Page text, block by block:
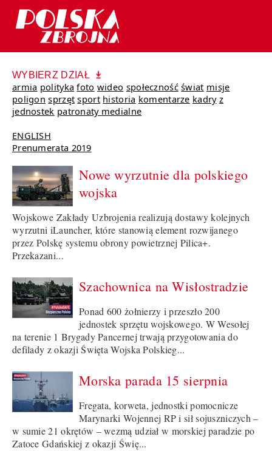
WYBIERZ DZIAŁ
armia polityka foto wideo społeczność świat misje
poligon sprzęt sport historia komentarze kadry z
jednostek patronaty medialne
ENGLISH
Prenumerata 2019
Nowe wyrzutnie dla polskiego
wojska
Wojskowe Zakłady Uzbrojenia realizują dostawy kolejnych
wyrzutni iLauncher, które stanowią element rozwijanego
przez Polskę systemu obrony powietrznej Pilica+.
Przekazani...
Szachownica na Wisłostradzie
Ponad 600 żołnierzy i przeszło 200
jednostek sprzętu wojskowego. W Wesołej
na terenie 1 Brygady Pancernej trwają przygotowania do
defilady z okazji Święta Wojska Polskieg...
Morska parada 15 sierpnia
Fregata, korweta, jednostki pomocnicze
Marynarki Wojennej RP i sił sojuszniczych –
w sumie 21 okrętów – wezmą udział w morskiej paradzie po
Zatoce Gdańskiej z okazji Świę...